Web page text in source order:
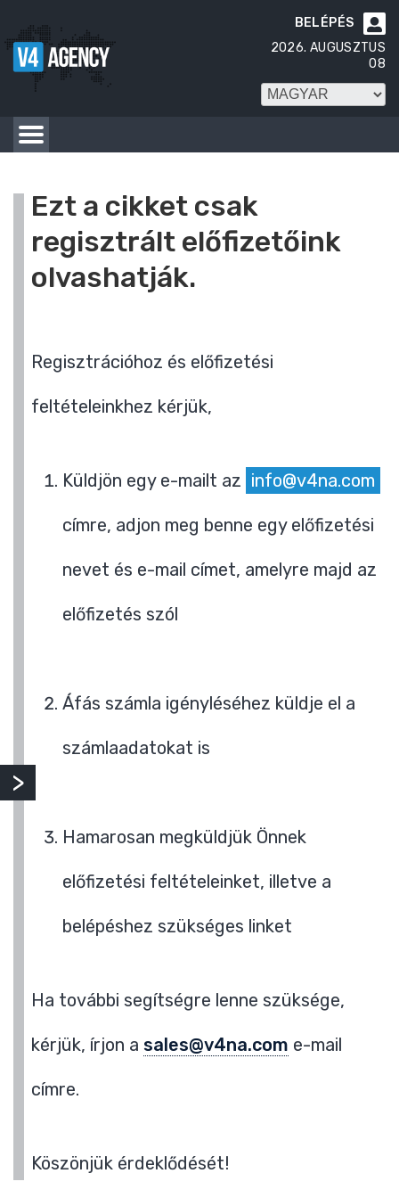

BELÉPÉS
2026. AUGUSZTUS
08
Ezt a cikket csak
regisztrált előfizetőink
olvashatják.
Regisztrációhoz és előfizetési
feltételeinkhez kérjük,
Küldjön egy e-mailt az info@v4na.com
címre, adjon meg benne egy előfizetési
nevet és e-mail címet, amelyre majd az
előfizetés szól
Áfás számla igényléséhez küldje el a
számlaadatokat is
Hamarosan megküldjük Önnek
előfizetési feltételeinket, illetve a
belépéshez szükséges linket
Ha további segítségre lenne szüksége,
kérjük, írjon a sales@v4na.com e-mail
címre.
Köszönjük érdeklődését!